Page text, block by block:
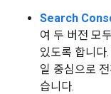
Search
여 두 버전 모
있도록 합니다
일 중심으로
습니다.